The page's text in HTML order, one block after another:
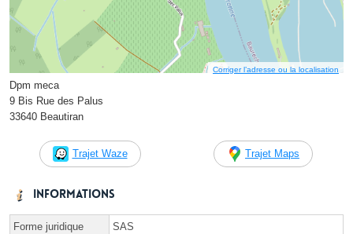
Corriger l’adresse ou la localisation
Dpm meca
9 Bis Rue des Palus
33640 Beautiran
Trajet Waze Trajet Maps
Informations
Forme juridique SAS